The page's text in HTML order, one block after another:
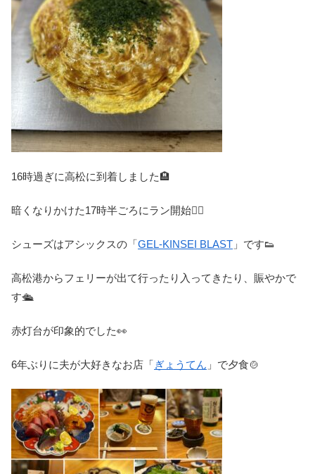
16時過ぎに高松に到着しました🏨
暗くなりかけた17時半ごろにラン開始🏃‍♀️
シューズはアシックスの「GEL-KINSEI BLAST 」です👟
高松港からフェリーが出て行ったり入ってきたり、賑やかで
す🛳
赤灯台が印象的でした👀
6年ぶりに夫が大好きなお店「ぎょうてん 」で夕食🍲